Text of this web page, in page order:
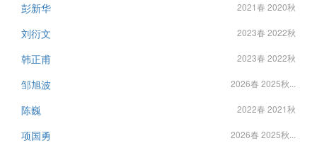
彭新华 2021春 2020秋
刘衍文 2023春 2022秋
韩正甫 2023春 2022秋
邹旭波 2026春 2025秋...
陈巍 2022春 2021秋
项国勇 2026春 2025秋...